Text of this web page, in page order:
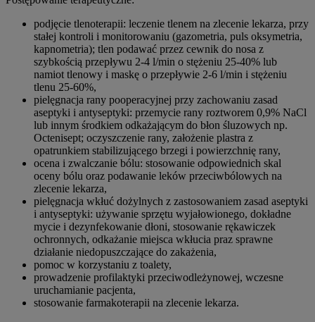
podjęcie tlenoterapii: leczenie tlenem na zlecenie lekarza, przy
stałej kontroli i monitorowaniu (gazometria, puls oksymetria,
kapnometria); tlen podawać przez cewnik do nosa z
szybkością przepływu 2-4 l/min o stężeniu 25-40% lub
namiot tlenowy i maskę o przepływie 2-6 l/min i stężeniu
tlenu 25-60%,
pielęgnacja rany pooperacyjnej przy zachowaniu zasad
aseptyki i antyseptyki: przemycie rany roztworem 0,9% NaCl
lub innym środkiem odkażającym do błon śluzowych np.
Octenisept; oczyszczenie rany, założenie plastra z
opatrunkiem stabilizującego brzegi i powierzchnię rany,
ocena i zwalczanie bólu: stosowanie odpowiednich skal
oceny bólu oraz podawanie leków przeciwbólowych na
zlecenie lekarza,
pielęgnacja wkłuć dożylnych z zastosowaniem zasad aseptyki
i antyseptyki: używanie sprzętu wyjałowionego, dokładne
mycie i dezynfekowanie dłoni, stosowanie rękawiczek
ochronnych, odkażanie miejsca wkłucia praz sprawne
działanie niedopuszczające do zakażenia,
pomoc w korzystaniu z toalety,
prowadzenie profilaktyki przeciwodleżynowej, wczesne
uruchamianie pacjenta,
stosowanie farmakoterapii na zlecenie lekarza.